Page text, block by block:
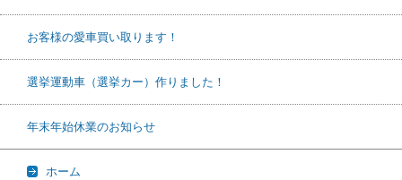
お客様の愛車買い取ります！
選挙運動車（選挙カー）作りました！
年末年始休業のお知らせ
ホーム